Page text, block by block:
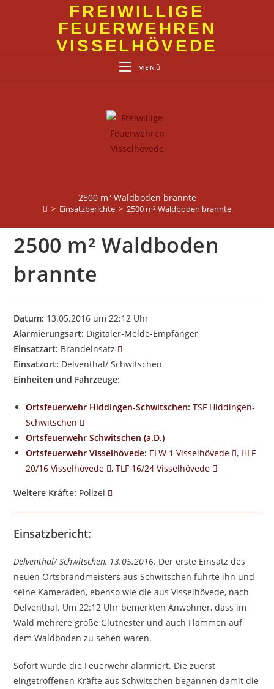
FREIWILLIGE
FEUERWEHREN
VISSELHÖVEDE
MENÜ
2500 m² Waldboden brannte
> Einsatzberichte > 2500 m² Waldboden brannte
2500 m² Waldboden
brannte
Datum: 13.05.2016 um 22:12 Uhr
Alarmierungsart: Digitaler-Melde-Empfänger
Einsatzart: Brandeinsatz
Einsatzort: Delventhal/ Schwitschen
Einheiten und Fahrzeuge:
Ortsfeuerwehr Hiddingen-Schwitschen: TSF Hiddingen-
Schwitschen
Ortsfeuerwehr Schwitschen (a.D.)
Ortsfeuerwehr Visselhövede: ELW 1 Visselhövede , HLF
20/16 Visselhövede
,TLF 16/24 Visselhövede
Weitere Kräfte: Polizei
Einsatzbericht:
Delventhal/ Schwitschen, 13.05.2016. Der erste Einsatz des
neuen Ortsbrandmeisters aus Schwitschen führte ihn und
seine Kameraden, ebenso wie die aus Visselhövede, nach
Delventhal. Um 22:12 Uhr bemerkten Anwohner, dass im
Wald mehrere große Glutnester und auch Flammen auf
dem Waldboden zu sehen waren.
Sofort wurde die Feuerwehr alarmiert. Die zuerst
eingetroffenen Kräfte aus Schwitschen begannen damit die